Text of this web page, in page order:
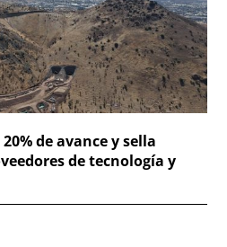
de avance y sella
de tecnología y